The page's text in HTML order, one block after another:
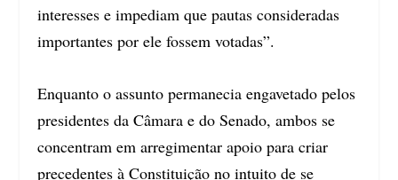
interesses e impediam que pautas consideradas
importantes por ele fossem votadas”.
Enquanto o assunto permanecia engavetado pelos
presidentes da Câmara e do Senado, ambos se
concentram em arregimentar apoio para criar
precedentes à Constituição no intuito de se